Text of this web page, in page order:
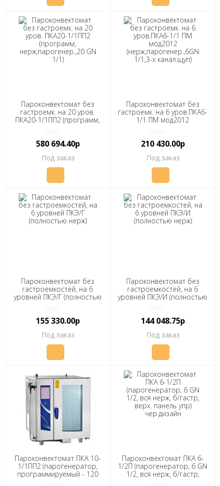
Пароконвектомат без
гастроемк. на 20 уров.
ПКА20-1/1ПП2 (программ,
580 694.40р
Под заказ
Пароконвектомат без
гастроемк. на 6 уров.ПКА6-
1/1 ПМ мод2012
210 430.00р
Под заказ
Пароконвектомат без
гастроемкостей, на 6
уровней ПКЭ/Г (полностью
155 330.00р
Под заказ
Пароконвектомат без
гастроемкостей, на 6
уровней ПКЭ/И (полностью
144 048.75р
Под заказ
Пароконвектомат ПКА 10-
1/1ПП2 (парогенератор,
программируемый - 120
Пароконвектомат ПКА 6-
1/2П (парогенератор, 6 GN
1/2, вся нерж, б/гастр,